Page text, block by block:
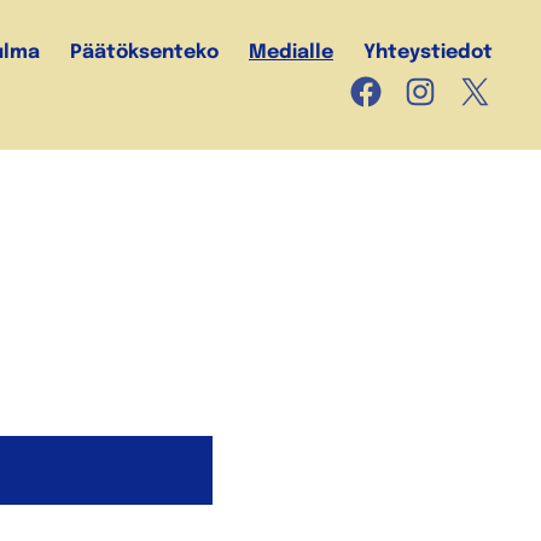
Päätöksenteko Medialle Yhteystiedot
FacebookInstagram
X